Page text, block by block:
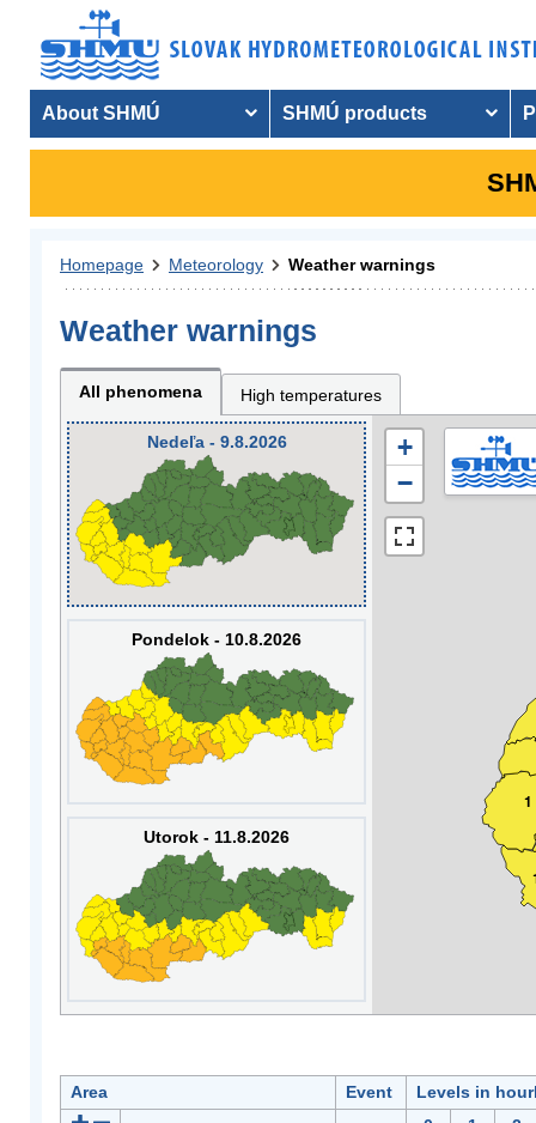
About SHMÚ SHMÚ products
Homepage Meteorology Weather warnings
Weather warnings
All phenomena High temperatures
Nedeľa - 9.8.2026
Pondelok - 10.8.2026
Utorok - 11.8.2026
1
+
−
Area Event
Levels in